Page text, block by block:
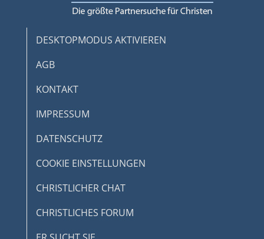
DESKTOPMODUS AKTIVIEREN
AGB
KONTAKT
IMPRESSUM
DATENSCHUTZ
COOKIE EINSTELLUNGEN
CHRISTLICHER CHAT
CHRISTLICHES FORUM